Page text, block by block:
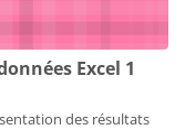
Excel 1
des résultats